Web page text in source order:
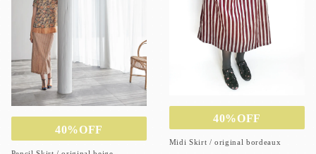
40%OFF
Midi Skirt / original bordeaux
40%OFF